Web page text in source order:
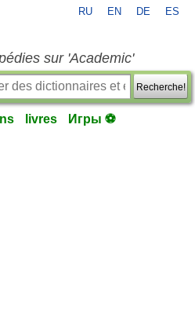
RU EN DE ES
sur 'Academic'
Recherche!
livres Игры ⚽